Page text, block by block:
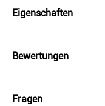
Eigenschaften
Bewertungen
Fragen